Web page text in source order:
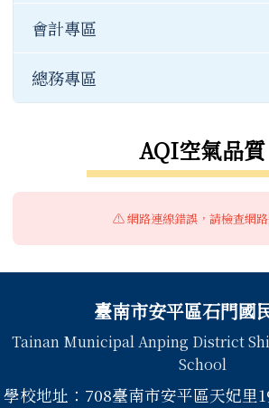
會計專區
總務專區
AQI空氣品質
⚠️ 網路連線錯誤，請檢查網
臺南市安平區石門國
Tainan Municipal Anping District
School
學校地址：708臺南市安平區天妃